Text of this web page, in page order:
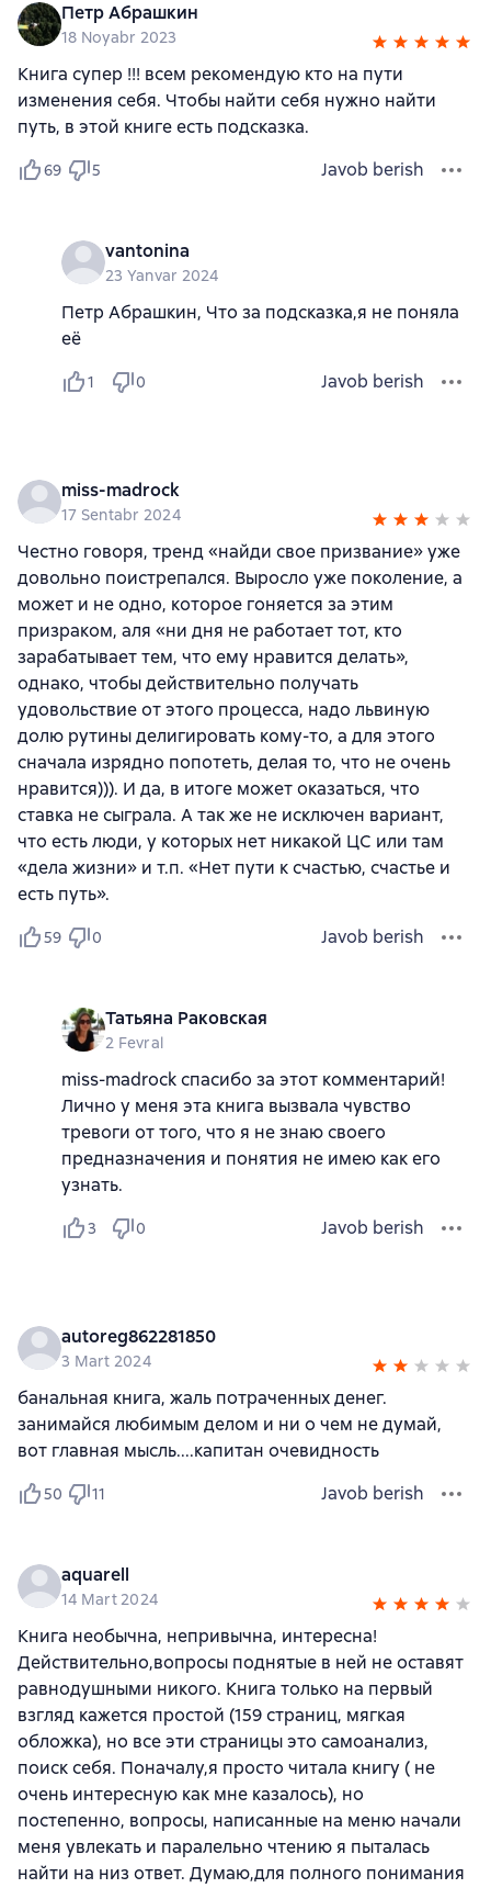
Петр Абрашкин
18 Noyabr 2023
Книга супер !!! всем рекомендую кто на пути
изменения себя. Чтобы найти себя нужно найти
путь, в этой книге есть подсказка.
69 5 Javob berish
vantonina
23 Yanvar 2024
Петр Абрашкин, Что за подсказка,я не поняла
её
1 0 Javob berish
miss-madrock
17 Sentabr 2024
Честно говоря, тренд «найди свое призвание» уже
довольно поистрепался. Выросло уже поколение, а
может и не одно, которое гоняется за этим
призраком, аля «ни дня не работает тот, кто
зарабатывает тем, что ему нравится делать»,
однако, чтобы действительно получать
удовольствие от этого процесса, надо львиную
долю рутины делигировать кому-то, а для этого
сначала изрядно попотеть, делая то, что не очень
нравится))). И да, в итоге может оказаться, что
ставка не сыграла. А так же не исключен вариант,
что есть люди, у которых нет никакой ЦС или там
«дела жизни» и т.п. «Нет пути к счастью, счастье и
есть путь».
59 0 Javob berish
Татьяна Раковская
2 Fevral
miss-madrock спасибо за этот комментарий!
Лично у меня эта книга вызвала чувство
тревоги от того, что я не знаю своего
предназначения и понятия не имею как его
узнать.
3 0 Javob berish
autoreg862281850
3 Mart 2024
банальная книга, жаль потраченных денег.
занимайся любимым делом и ни о чем не думай,
вот главная мысль....капитан очевидность
50 11 Javob berish
aquarell
14 Mart 2024
Книга необычна, непривычна, интересна!
Действительно,вопросы поднятые в ней не оставят
равнодушными никого. Книга только на первый
взгляд кажется простой (159 страниц, мягкая
обложка), но все эти страницы это самоанализ,
поиск себя. Поначалу,я просто читала книгу ( не
очень интересную как мне казалось), но
постепенно, вопросы, написанные на меню начали
меня увлекать и паралельно чтению я пыталась
найти на низ ответ. Думаю,для полного понимания